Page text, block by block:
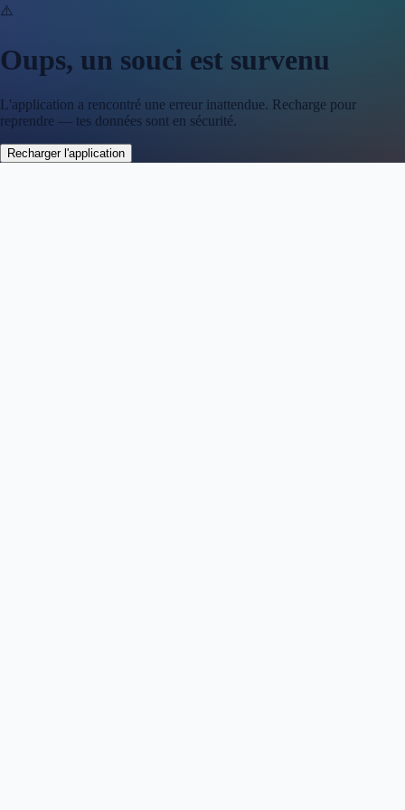
⚠️
Oups, un souci est survenu
L'application a rencontré une erreur inattendue. Recharge pour
reprendre — tes données sont en sécurité.
Recharger l'application